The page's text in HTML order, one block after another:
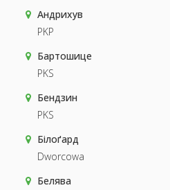
Андрихув
PKP
Бартошице
PKS
Бендзин
PKS
Білоґард
Dworcowa
Белява